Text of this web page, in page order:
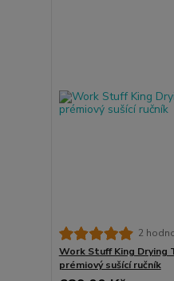
2
Work Stuff King Drying
prémiový sušící ručník